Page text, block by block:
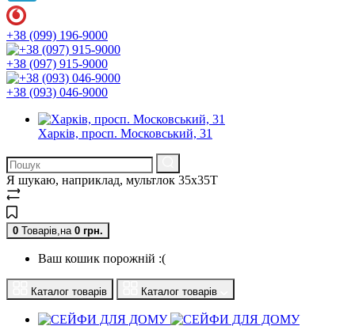
+38 (099) 196-9000
+38 (097) 915-9000
+38 (093) 046-9000
Харків, просп. Московський, 31
Я шукаю, наприклад, мультлок 35x35T
0 Товарів,на 0 грн.
Ваш кошик порожній :(
Каталог товарів Каталог товарів